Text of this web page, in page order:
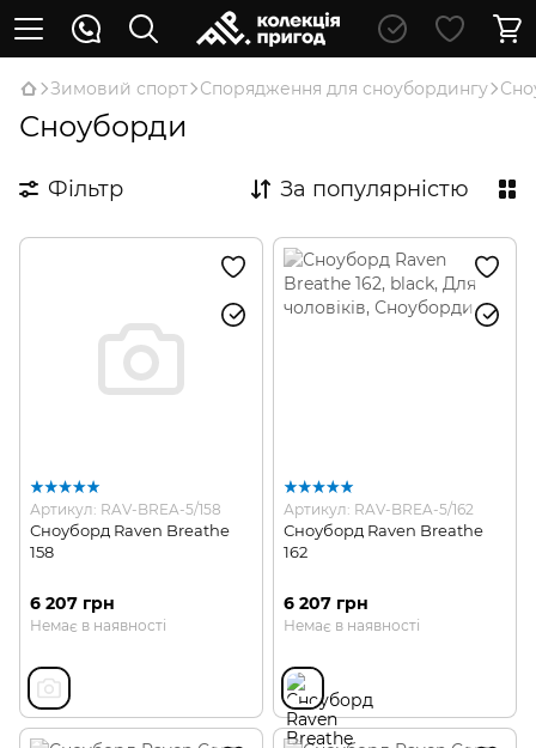
Зимовий спорт Спорядження для сноубордингу
Сноуборди
Фільтр За популярністю
Артикул: RAV-BREA-5/158
Сноуборд Raven Breathe
158
6 207 грн
Немає в наявності
Артикул: RAV-BREA-5/162
Сноуборд Raven Breathe
162
6 207 грн
Немає в наявності